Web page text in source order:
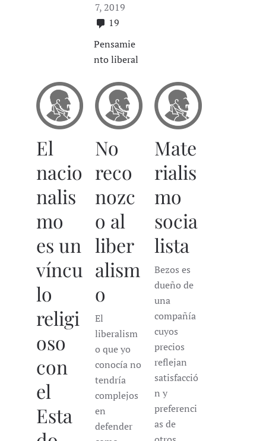
7, 2019
19
Pensamie
nto liberal
El
nacio
nalis
mo
es un
víncu
lo
religi
oso
con
el
Esta
No
reco
nozc
o al
liber
alism
o
El
liberalism
o que yo
conocía no
tendría
complejos
en
defender
Mate
rialis
mo
socia
lista
Bezos es
dueño de
una
compañía
cuyos
precios
reflejan
satisfacció
n y
preferenci
as de